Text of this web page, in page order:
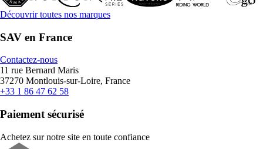
Découvrir toutes nos marques
SAV en France
Contactez-nous
11 rue Bernard Maris
37270 Montlouis-sur-Loire, France
+33 1 86 47 62 58
Paiement sécurisé
Achetez sur notre site en toute confiance